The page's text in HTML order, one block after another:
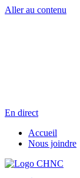
Aller au contenu
En direct
Accueil
Nous joindre